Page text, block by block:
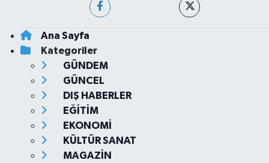
Ana Sayfa
Kategoriler
GÜNDEM
GÜNCEL
DIŞ HABERLER
EĞİTİM
EKONOMİ
KÜLTÜR SANAT
MAGAZİN